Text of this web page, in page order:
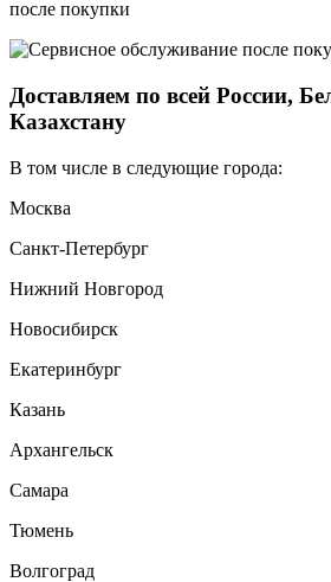
после покупки
Доставляем по всей России,
Казахстану
В том числе в следующие города:
Москва
Санкт-Петербург
Нижний Новгород
Новосибирск
Екатеринбург
Казань
Архангельск
Самара
Тюмень
Волгоград